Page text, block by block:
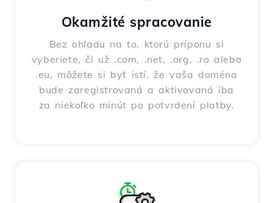
Okamžité spracovanie
Bez ohľadu na to, ktorú príponu si
vyberiete, či už .com, .net, .org, .ro alebo
.eu, môžete si byť istí, že vaša doména
bude zaregistrovaná a aktivovaná iba
za niekoľko minút po potvrdení platby.